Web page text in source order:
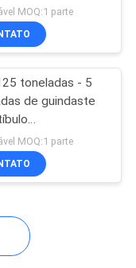
parede 0,125
- 3 toneladas
MOQ:1 parte
toneladas - 5
de guindaste
guindaste de
aço de liga para a
principal/porto
MOQ:1 parte